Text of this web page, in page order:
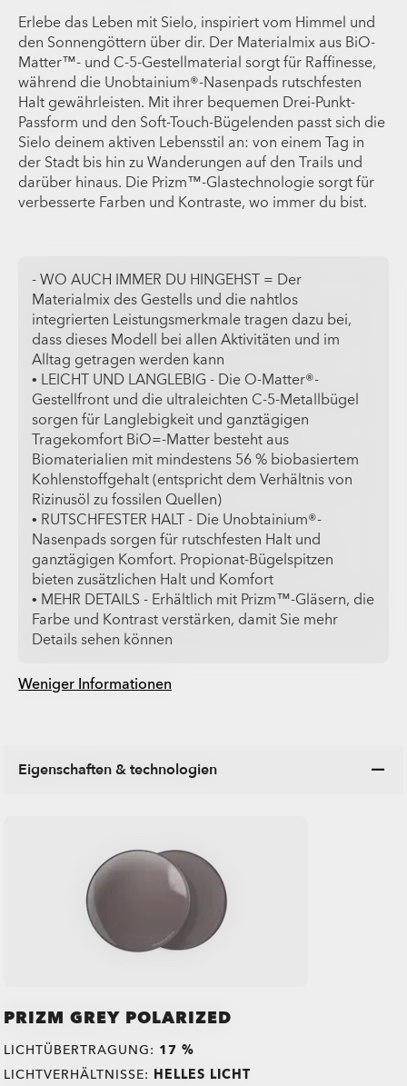
Erlebe das Leben mit Sielo, inspiriert vom Himmel und
den Sonnengöttern über dir. Der Materialmix aus BiO-
Matter™- und C-5-Gestellmaterial sorgt für Raffinesse,
während die Unobtainium®-Nasenpads rutschfesten
Halt gewährleisten. Mit ihrer bequemen Drei-Punkt-
Passform und den Soft-Touch-Bügelenden passt sich die
Sielo deinem aktiven Lebensstil an: von einem Tag in
der Stadt bis hin zu Wanderungen auf den Trails und
darüber hinaus. Die Prizm™-Glastechnologie sorgt für
verbesserte Farben und Kontraste, wo immer du bist.
Weniger Informationen
- WO AUCH IMMER DU HINGEHST = Der
Materialmix des Gestells und die nahtlos
integrierten Leistungsmerkmale tragen dazu bei,
dass dieses Modell bei allen Aktivitäten und im
Alltag getragen werden kann
• LEICHT UND LANGLEBIG - Die O-Matter®-
Gestellfront und die ultraleichten C-5-Metallbügel
sorgen für Langlebigkeit und ganztägigen
Tragekomfort BiO=-Matter besteht aus
Biomaterialien mit mindestens 56 % biobasiertem
Kohlenstoffgehalt (entspricht dem Verhältnis von
Rizinusöl zu fossilen Quellen)
• RUTSCHFESTER HALT - Die Unobtainium®-
Nasenpads sorgen für rutschfesten Halt und
ganztägigen Komfort. Propionat-Bügelspitzen
bieten zusätzlichen Halt und Komfort
• MEHR DETAILS - Erhältlich mit Prizm™-Gläsern, die
Farbe und Kontrast verstärken, damit Sie mehr
Details sehen können
Eigenschaften & technologien
PRIZM GREY POLARIZED
LICHTÜBERTRAGUNG: 17 %
LICHTVERHÄLTNISSE: HELLES LICHT